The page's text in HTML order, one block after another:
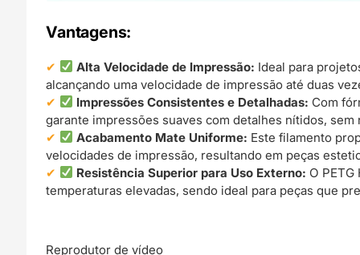
Vantagens:
Alta Velocidade de Impressão: Ideal para
alcançando uma velocidade de impressão até duas
Impressões Consistentes e Detalhadas: Com
garante impressões suaves com detalhes nítidos,
Acabamento Mate Uniforme: Este filamento
velocidades de impressão, resultando em peças
Resistência Superior para Uso Externo: O
temperaturas elevadas, sendo ideal para peças que
Reprodutor de vídeo